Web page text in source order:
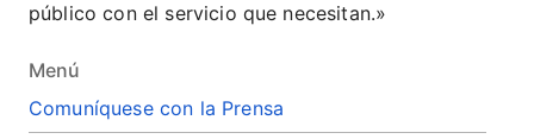
Menú
Comuníquese con la Prensa
público con el servicio que necesitan.»